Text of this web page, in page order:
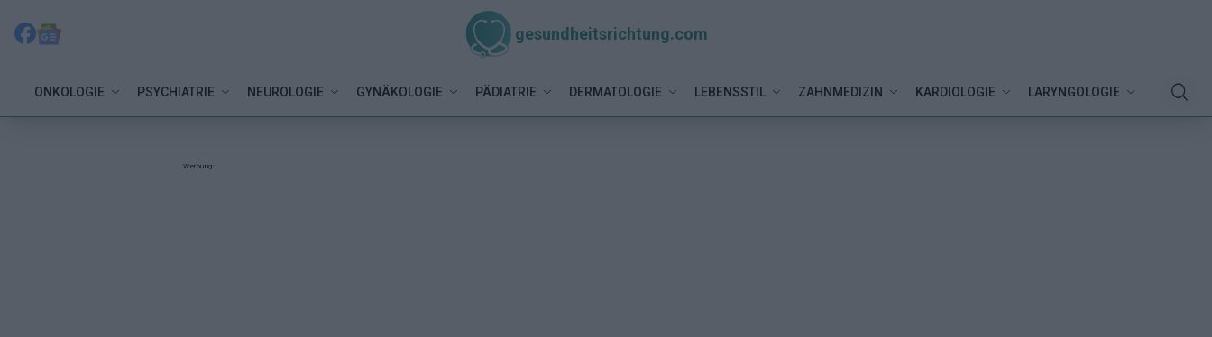
gesundheitsrichtung.com
ONKOLOGIE PSYCHIATRIE NEUROLOGIE GYNÄKOLOGIE PÄDIATRIE DERMATOLOGIE LEBENSSTIL ZAHNMEDIZIN KARDIOLOGIE LARYNGOLOGIE
Werbung: